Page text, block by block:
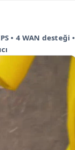
• 4 WAN desteği •